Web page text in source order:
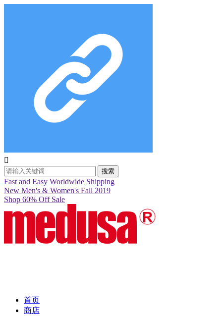

搜索
Fast and Easy Worldwide Shipping
New Men's & Women's Fall 2019
Shop 60% Off Sale
首页
商店